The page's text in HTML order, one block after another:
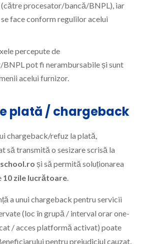
procesator/bancă/BNPL), iar
face conform regulilor acelui
percepute de
pot fi nerambursabile și sunt
acelui furnizor.
plată / chargeback
chargeback/refuz la plată,
să transmită o sesizare scrisă la
și să permită soluționarea
10 zile lucrătoare.
a unui chargeback pentru servicii
(loc în grupă / interval orar one-
/ acces platformă activat) poate
pentru prejudiciul cauzat,